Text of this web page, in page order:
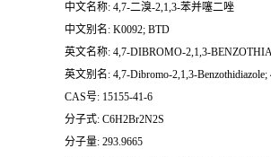
中文名称: 4,7-二溴-2,1,3-苯并噻二唑
中文别名: K0092; BTD
英文名称: 4,7-DIBROMO-2,1,3-
英文别名: 4,7-Dibromo-2,1,3-
CAS号: 15155-41-6
分子式: C6H2Br2N2S
分子量: 293.9665